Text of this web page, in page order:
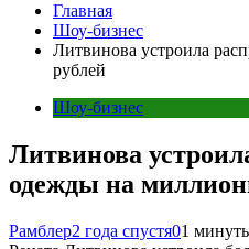
Главная
Шоу-бизнес
Литвинова устроила
рублей
Шоу-бизнес
Литвинова
одежды на
Рамблер2 года спустя01